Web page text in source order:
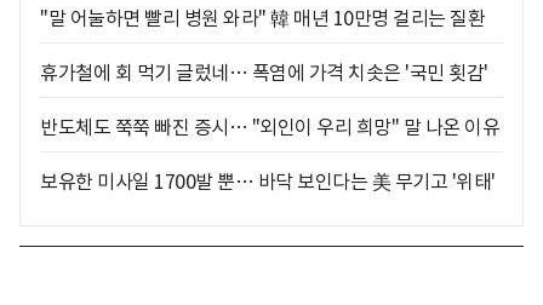
"말 어눌하면 빨리 병원 와라" 韓 매년 10만명 걸리는 질환
휴가철에 회 먹기 글렀네… 폭염에 가격 치솟은 '국민 횟감'
반도체도 쭉쭉 빠진 증시… "외인이 우리 희망" 말 나온 이유
보유한 미사일 1700발 뿐… 바닥 보인다는 美 무기고 '위태'